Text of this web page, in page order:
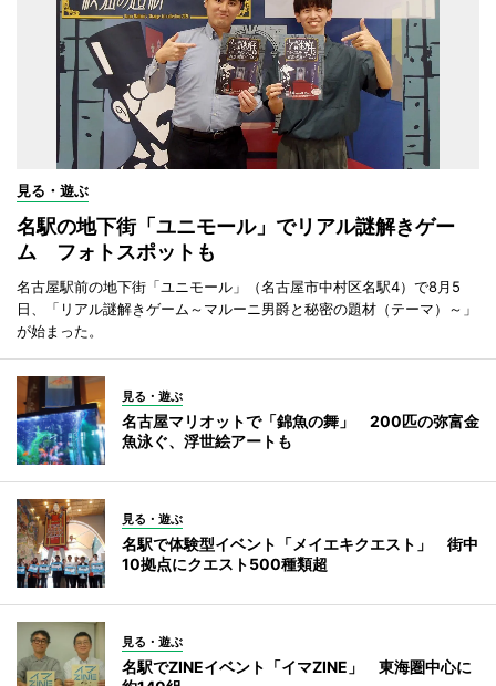
見る・遊ぶ
名駅の地下街「ユニモール」でリアル謎解きゲー
ム フォトスポットも
名古屋駅前の地下街「ユニモール」（名古屋市中村区名駅4）で8月5
日、「リアル謎解きゲーム～マルーニ男爵と秘密の題材（テーマ）～」
が始まった。
見る・遊ぶ
名古屋マリオットで「錦魚の舞」 200匹の弥富金
魚泳ぐ、浮世絵アートも
見る・遊ぶ
名駅で体験型イベント「メイエキクエスト」 街中
10拠点にクエスト500種類超
見る・遊ぶ
名駅でZINEイベント「イマZINE」 東海圏中心に